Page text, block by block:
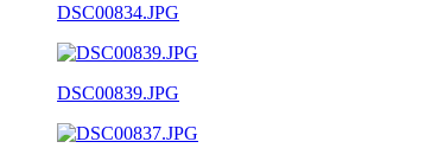
DSC00834.JPG
DSC00839.JPG